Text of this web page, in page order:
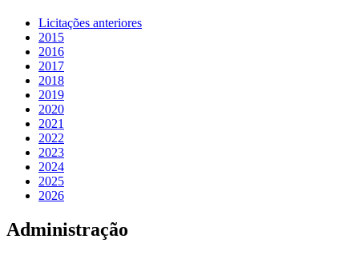
Licitações anteriores
2015
2016
2017
2018
2019
2020
2021
2022
2023
2024
2025
2026
Administração